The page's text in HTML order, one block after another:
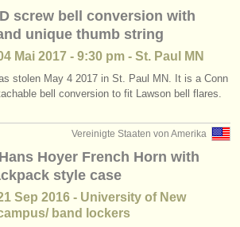
screw bell conversion with
unique thumb string
Mai 2017 - 9:30 pm - St. Paul MN
stolen May 4 2017 in St. Paul MN. It is a Conn
bell conversion to fit Lawson bell flares.
Vereinigte Staaten von Amerika
Hoyer French Horn with
style case
Sep 2016 - University of New
band lockers